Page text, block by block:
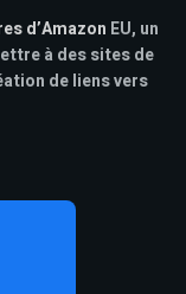
d’Amazon EU, un
à des sites de
de liens vers